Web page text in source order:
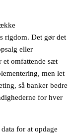
rigdom. Det gør det
eller
et omfattende sæt
men let
så banker bedre
for hver
for at opdage